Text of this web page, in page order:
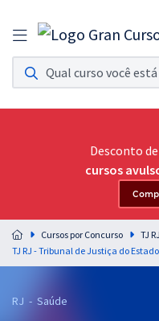
Assinatura Ilimitada 11
Acesso a todos os cursos. Teste
Assinatura OAB Até
Acesso ilimitado a toda
Residências
Preparação completa e
residências em saúde do Brasil
Desconto de
cursos
Cursos por Concurso
TJ RJ
RJ - Saúde